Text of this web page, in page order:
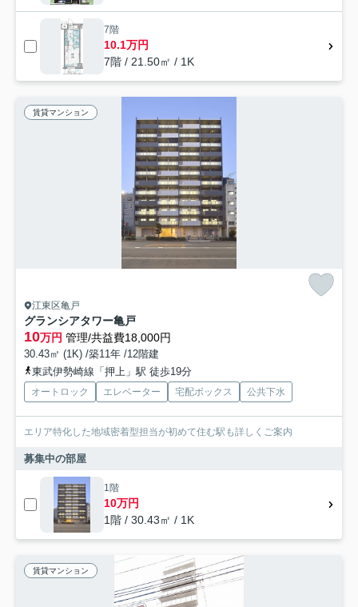
7階
10.1万円
7階 / 21.50㎡ / 1K
賃貸マンション
江東区亀戸
グランシアタワー亀戸
10万円 管理/共益費18,000円
30.43㎡ (1K) /築11年 /12階建
東武伊勢崎線「押上」駅 徒歩19分
オートロック エレベーター 宅配ボックス 公共下水
エリア特化した地域密着型担当が初めて住む駅も詳しくご案内
募集中の部屋
1階
10万円
1階 / 30.43㎡ / 1K
賃貸マンション